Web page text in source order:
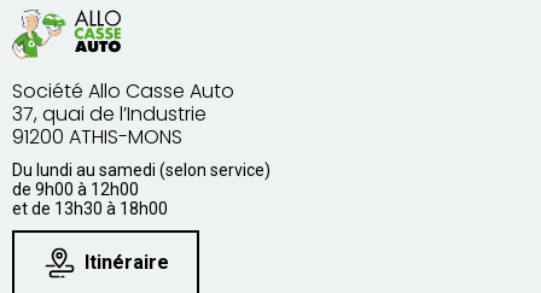
Société Allo Casse Auto
37, quai de l’Industrie
91200 ATHIS-MONS
Du lundi au samedi (selon service)
de 9h00 à 12h00
et de 13h30 à 18h00
Itinéraire